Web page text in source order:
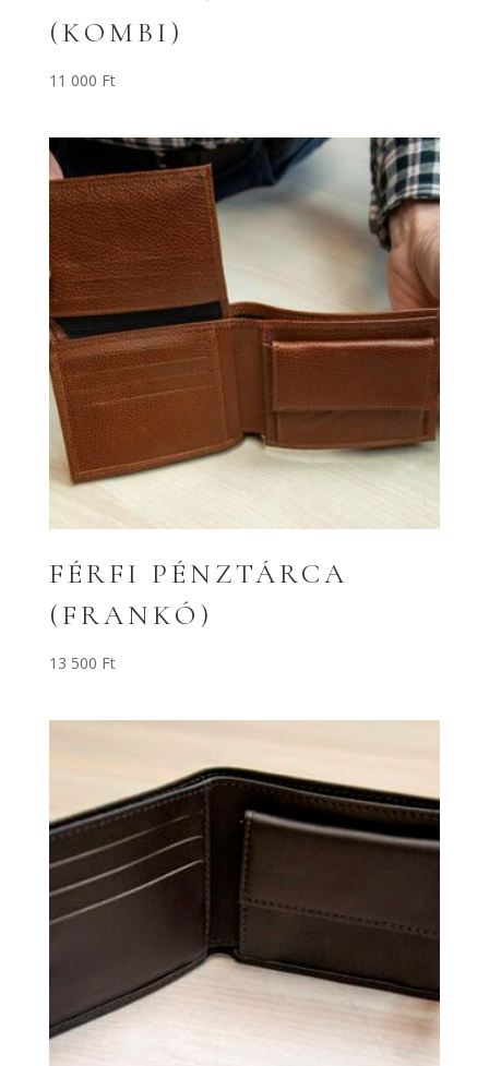
(KOMBI)
11 000 Ft
FÉRFI PÉNZTÁRCA
(FRANKÓ)
13 500 Ft